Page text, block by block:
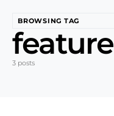
BROWSING TAG
feature
3 posts